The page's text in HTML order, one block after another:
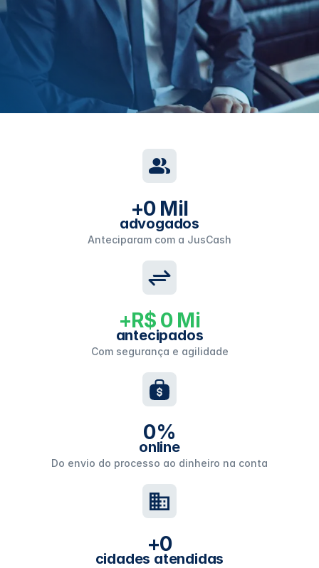
+0Mil
advogados
Anteciparam com a JusCash
+R$ 0Mi
antecipados
Com segurança e agilidade
0%
online
Do envio do processo ao dinheiro na conta
+0
cidades atendidas